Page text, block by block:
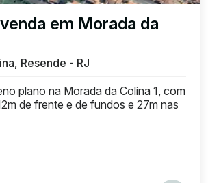
em Morada da
Resende - RJ
plano na Morada da Colina 1, com
de frente e de fundos e 27m nas